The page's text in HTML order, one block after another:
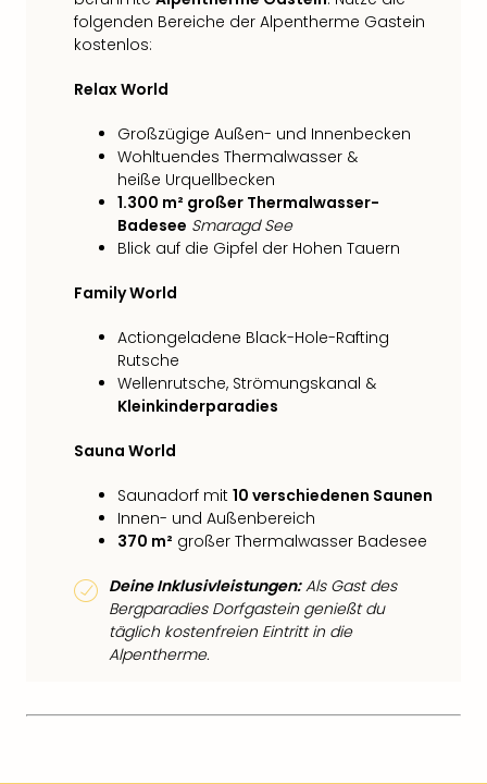
folgenden Bereiche der Alpentherme Gastein
kostenlos:
Relax World
Großzügige Außen- und Innenbecken
Wohltuendes Thermalwasser &
heiße Urquellbecken
1.300 m² großer Thermalwasser-
Badesee Smaragd See
Blick auf die Gipfel der Hohen Tauern
Family World
Actiongeladene Black-Hole-Rafting
Rutsche
Wellenrutsche, Strömungskanal &
Kleinkinderparadies
Sauna World
Saunadorf mit 10 verschiedenen Saunen
Innen- und Außenbereich
370 m² großer Thermalwasser Badesee
Deine Inklusivleistungen:Als Gast des
Bergparadies Dorfgastein genießt du
täglich kostenfreien Eintritt in die
Alpentherme.